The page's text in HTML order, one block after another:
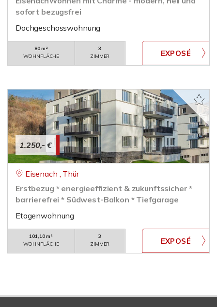
sofort bezugsfrei
Dachgeschosswohnung
80 m²
WOHNFLÄCHE
3
ZIMMER
1.250,- €
Eisenach , Thür
Erstbezug * energieeffizient & zukunftssicher *
barrierefrei * Südwest-Balkon * Tiefgarage
Etagenwohnung
101,10 m²
WOHNFLÄCHE
3
ZIMMER